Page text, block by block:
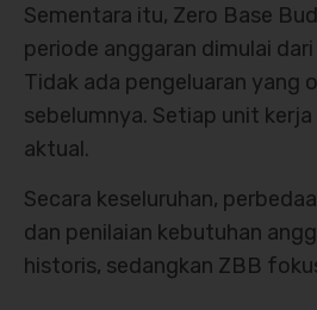
Sementara itu, Zero Base
periode anggaran dimulai
Tidak ada pengeluaran yang
sebelumnya. Setiap unit
aktual.
Secara keseluruhan,
dan penilaian kebutuhan
historis, sedangkan ZBB